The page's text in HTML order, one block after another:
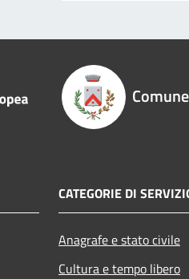
CATEGORIE DI
Anagrafe e stato civile
Cultura e tempo libero